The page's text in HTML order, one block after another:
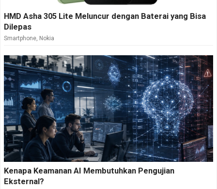
HMD Asha 305 Lite Meluncur dengan Baterai yang Bisa
Dilepas
Smartphone, Nokia
Kenapa Keamanan AI Membutuhkan Pengujian
Eksternal?